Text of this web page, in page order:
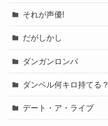
それが声優!
だがしかし
ダンガンロンパ
ダンベル何キロ持てる？
デート・ア・ライブ